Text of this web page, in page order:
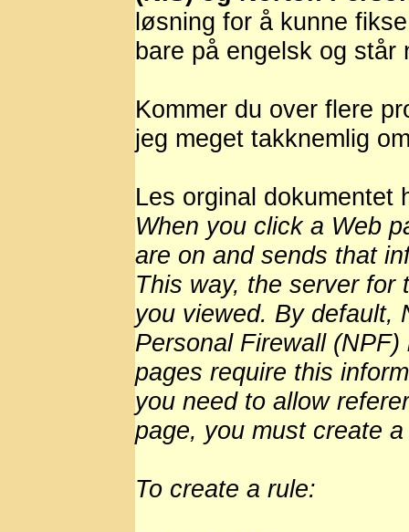
løsning for å kunne
bare på engelsk og står
Kommer du over flere
jeg meget takknemlig
Les orginal dokumentet
When you click a Web
are on and sends that
This way, the server for
you viewed. By default,
Personal Firewall
pages require this
you need to allow
page, you must create
To create a rule: